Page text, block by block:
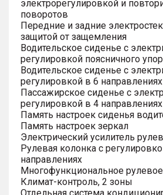
электрорегулировкой и
поворотов
Передние и задние
защитой от защемления
Водительское сиденье с
регулировкой поясничного
Водительское сиденье с
регулировкой в 6 направлениях
Пассажирское сиденье с
регулировкой в 4 направлениях
Память настроек сиденья
Память настроек зеркал
Электрический усилитель
Рулевая колонка с
направлениях
Многофункциональное
Климат-контроль, 2 зоны
Отдельная система